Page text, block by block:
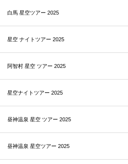
白馬 星空ツアー 2025
星空 ナイトツアー 2025
阿智村 星空 ツアー 2025
星空ナイトツアー 2025
昼神温泉 星空 ツアー 2025
昼神温泉 星空ツアー 2025